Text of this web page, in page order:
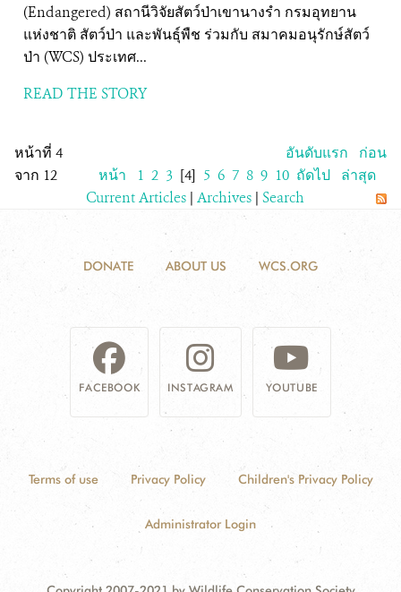
(Endangered) สถานีวิจัยสัตว์ป่าเขานางรำ กรมอุทยาน
แห่งชาติ สัตว์ป่า และพันธุ์พืช ร่วมกับ สมาคมอนุรักษ์สัตว์
ป่า (WCS) ประเทศ...
READ THE STORY
หน้าที่ 4
จาก 12
อันดับแรก
ก่อน
หน้า
1 2 3 [4] 5 6 7 8 9 10 ถัดไป
ล่าสุด
Current Articles | Archives | Search
DONATE ABOUT US WCS.ORG
FACEBOOK INSTAGRAM YOUTUBE
Terms of use Privacy Policy Children's Privacy Policy
Administrator Login